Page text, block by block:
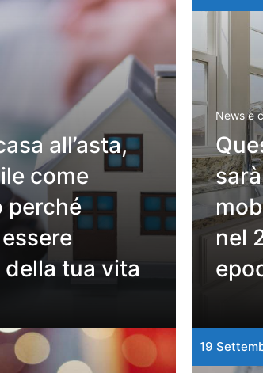
all’asta,
come
perché
della tua vita
News e
nel
19